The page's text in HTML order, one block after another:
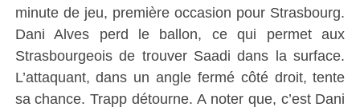
minute de jeu, première occasion pour Strasbourg.
Dani Alves perd le ballon, ce qui permet aux
Strasbourgeois de trouver Saadi dans la surface.
L’attaquant, dans un angle fermé côté droit, tente
sa chance. Trapp détourne. A noter que, c’est Dani